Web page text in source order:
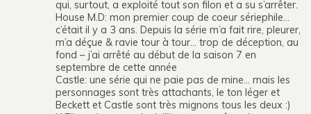
qui, surtout, a exploité tout son filon et a su s’arrêter.
House M.D: mon premier coup de coeur sériephile…
c’était il y a 3 ans. Depuis la série m’a fait rire, pleurer,
m’a déçue & ravie tour à tour… trop de déception, au
fond – j’ai arrêté au début de la saison 7 en
septembre de cette année
Castle: une série qui ne paie pas de mine… mais les
personnages sont très attachants, le ton léger et
Beckett et Castle sont très mignons tous les deux :)